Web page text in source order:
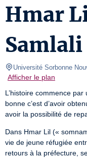
Hmar
Université Sorbonne
Afficher le plan
L’histoire commence
bonne c’est d’avoir
avoir la possibilité de
Dans Hmar Lil («
vie de jeune réfugiée
retours à la préfecture,